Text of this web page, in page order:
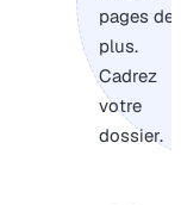
pages de
plus.
Cadrez
votre
dossier.